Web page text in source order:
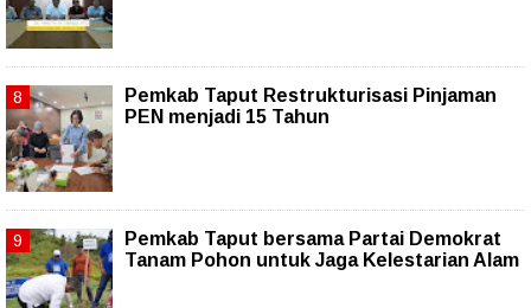
Pemkab Taput Restrukturisasi Pinjaman
PEN menjadi 15 Tahun‎
Pemkab Taput bersama Partai Demokrat
Tanam Pohon untuk Jaga Kelestarian Alam